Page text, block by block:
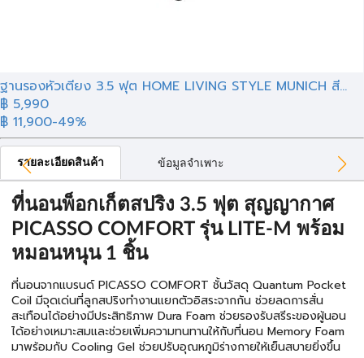
ฐานรองหัวเตียง 3.5 ฟุต HOME LIVING STYLE MUNICH สี...
฿ 5,990
฿ 11,900-49%
รายละเอียดสินค้า ข้อมูลจำเพาะ
ที่นอนพ็อกเก็ตสปริง 3.5 ฟุต สุญญากาศ
PICASSO COMFORT รุ่น LITE-M พร้อม
หมอนหนุน 1 ชิ้น
ที่นอนจากแบรนด์ PICASSO COMFORT ชั้นวัสดุ Quantum Pocket
Coil มีจุดเด่นที่ลูกสปริงทำงานแยกตัวอิสระจากกัน ช่วยลดการสั่น
สะเทือนได้อย่างมีประสิทธิภาพ Dura Foam ช่วยรองรับสรีระของผู้นอน
ได้อย่างเหมาะสมและช่วยเพิ่มความทนทานให้กับที่นอน Memory Foam
มาพร้อมกับ Cooling Gel ช่วยปรับอุณหภูมิร่างกายให้เย็นสบายยิ่งขึ้น